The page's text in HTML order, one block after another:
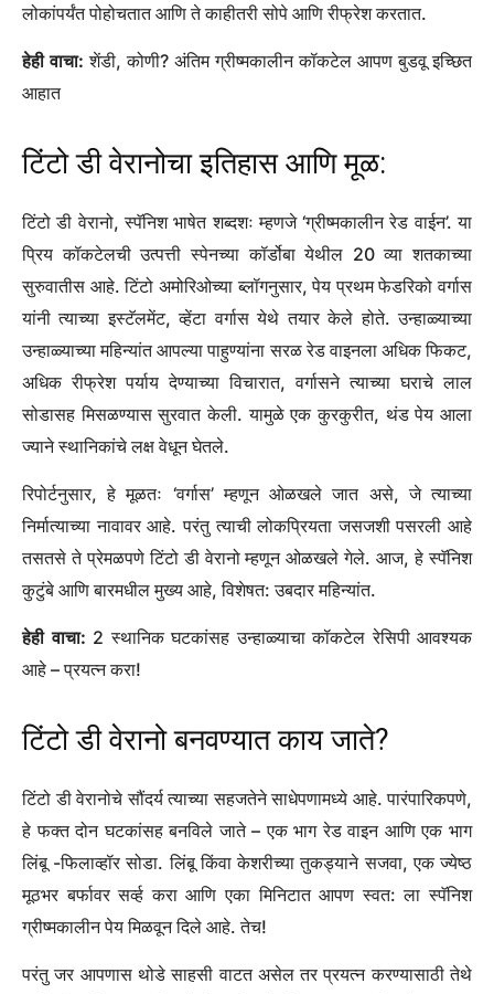
लोकांपर्यंत पोहोचतात आणि ते काहीतरी सोपे आणि रीफ्रेश करतात.
हेही वाचा:शेंडी, कोणी? अंतिम ग्रीष्मकालीन कॉकटेल आपण बुडवू इच्छित
आहात
टिंटो डी वेरानोचा इतिहास आणि मूळ:
टिंटो डी वेरानो, स्पॅनिश भाषेत शब्दशः म्हणजे ‘ग्रीष्मकालीन रेड वाईन’. या
प्रिय कॉकटेलची उत्पत्ती स्पेनच्या कॉर्डोबा येथील 20 व्या शतकाच्या
सुरुवातीस आहे. टिंटो अमोरिओच्या ब्लॉगनुसार, पेय प्रथम फेडरिको वर्गास
यांनी त्याच्या इस्टॅलमेंट, व्हेंटा वर्गास येथे तयार केले होते. उन्हाळ्याच्या
उन्हाळ्याच्या महिन्यांत आपल्या पाहुण्यांना सरळ रेड वाइनला अधिक फिकट,
अधिक रीफ्रेश पर्याय देण्याच्या विचारात, वर्गासने त्याच्या घराचे लाल
सोडासह मिसळण्यास सुरवात केली. यामुळे एक कुरकुरीत, थंड पेय आला
ज्याने स्थानिकांचे लक्ष वेधून घेतले.
रिपोर्टनुसार, हे मूळतः ‘वर्गास’ म्हणून ओळखले जात असे, जे त्याच्या
निर्मात्याच्या नावावर आहे. परंतु त्याची लोकप्रियता जसजशी पसरली आहे
तसतसे ते प्रेमळपणे टिंटो डी वेरानो म्हणून ओळखले गेले. आज, हे स्पॅनिश
कुटुंबे आणि बारमधील मुख्य आहे, विशेषत: उबदार महिन्यांत.
हेही वाचा: 2 स्थानिक घटकांसह उन्हाळ्याचा कॉकटेल रेसिपी आवश्यक
आहे – प्रयत्न करा!
टिंटो डी वेरानो बनवण्यात काय जाते?
टिंटो डी वेरानोचे सौंदर्य त्याच्या सहजतेने साधेपणामध्ये आहे. पारंपारिकपणे,
हे फक्त दोन घटकांसह बनविले जाते – एक भाग रेड वाइन आणि एक भाग
लिंबू -फिलाव्हॉर सोडा. लिंबू किंवा केशरीच्या तुकड्याने सजवा, एक ज्येष्ठ
मूठभर बर्फावर सर्व्ह करा आणि एका मिनिटात आपण स्वत: ला स्पॅनिश
ग्रीष्मकालीन पेय मिळवून दिले आहे. तेच!
परंतु जर आपणास थोडे साहसी वाटत असेल तर प्रयत्न करण्यासाठी तेथे